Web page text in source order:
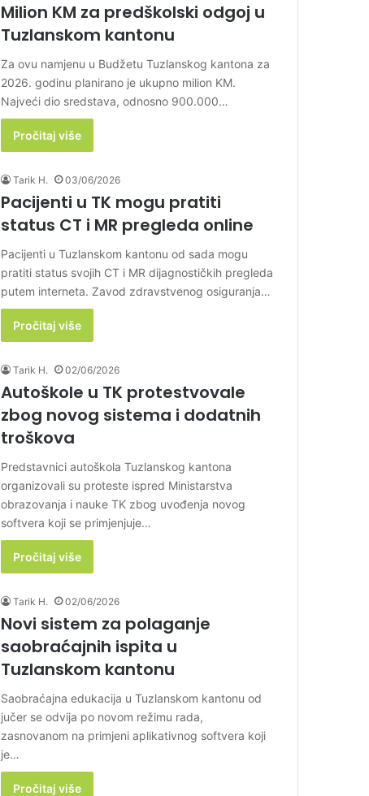
Milion KM za predškolski odgoj u
Tuzlanskom kantonu
Za ovu namjenu u Budžetu Tuzlanskog kantona za
2026. godinu planirano je ukupno milion KM.
Najveći dio sredstava, odnosno 900.000…
Pročitaj više
Tarik H. 03/06/2026
Pacijenti u TK mogu pratiti
status CT i MR pregleda online
Pacijenti u Tuzlanskom kantonu od sada mogu
pratiti status svojih CT i MR dijagnostičkih pregleda
putem interneta. Zavod zdravstvenog osiguranja…
Pročitaj više
Tarik H. 02/06/2026
Autoškole u TK protestvovale
zbog novog sistema i dodatnih
troškova
Predstavnici autoškola Tuzlanskog kantona
organizovali su proteste ispred Ministarstva
obrazovanja i nauke TK zbog uvođenja novog
softvera koji se primjenjuje…
Pročitaj više
Tarik H. 02/06/2026
Novi sistem za polaganje
saobraćajnih ispita u
Tuzlanskom kantonu
Saobraćajna edukacija u Tuzlanskom kantonu od
jučer se odvija po novom režimu rada,
zasnovanom na primjeni aplikativnog softvera koji
je…
Pročitaj više